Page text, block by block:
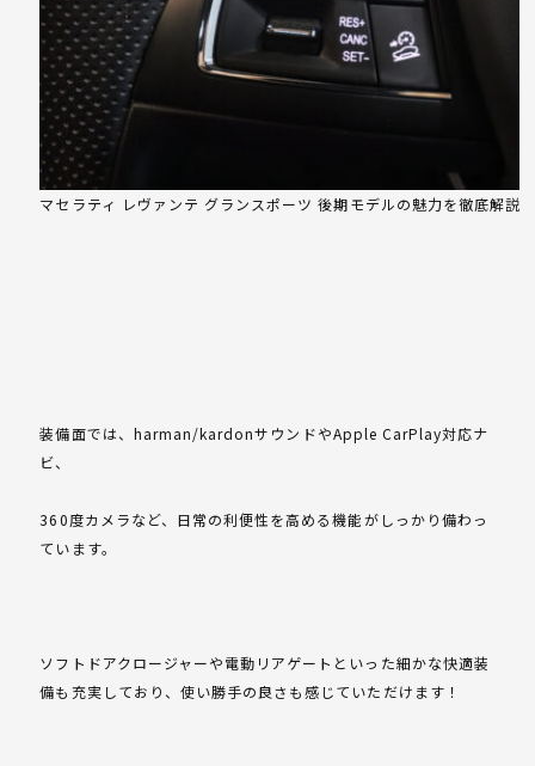
マセラティ レヴァンテ グランスポーツ 後期モデルの魅力を徹底解説
装備面では、harman/kardonサウンドやApple CarPlay対応ナ
ビ、
360度カメラなど、日常の利便性を高める機能がしっかり備わっ
ています。
ソフトドアクロージャーや電動リアゲートといった細かな快適装
備も充実しており、使い勝手の良さも感じていただけます！